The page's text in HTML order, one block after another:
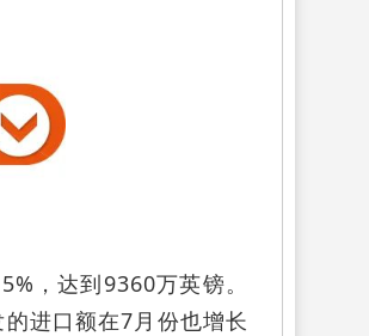
，达到9360万英镑。
进口额在7月份也增长